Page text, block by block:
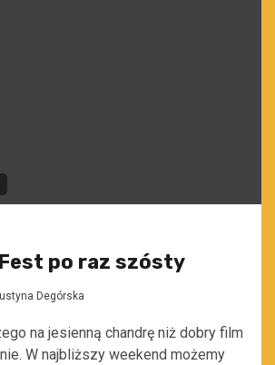
po raz szósty
Degórska
na jesienną chandrę niż dobry film
W najbliższy weekend możemy